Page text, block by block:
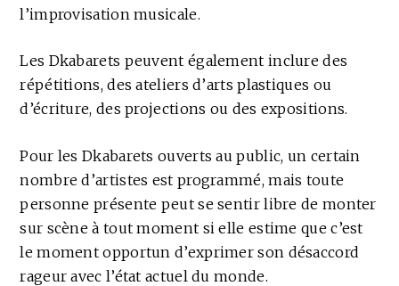
l’improvisation musicale.
Les Dkabarets peuvent également inclure des
répétitions, des ateliers d’arts plastiques ou
d’écriture, des projections ou des expositions.
Pour les Dkabarets ouverts au public, un certain
nombre d’artistes est programmé, mais toute
personne présente peut se sentir libre de monter
sur scène à tout moment si elle estime que c’est
le moment opportun d’exprimer son désaccord
rageur avec l’état actuel du monde.